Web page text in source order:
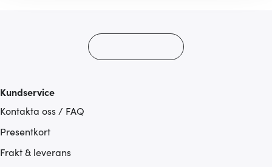
Kundservice
Kontakta oss / FAQ
Presentkort
Frakt & leverans